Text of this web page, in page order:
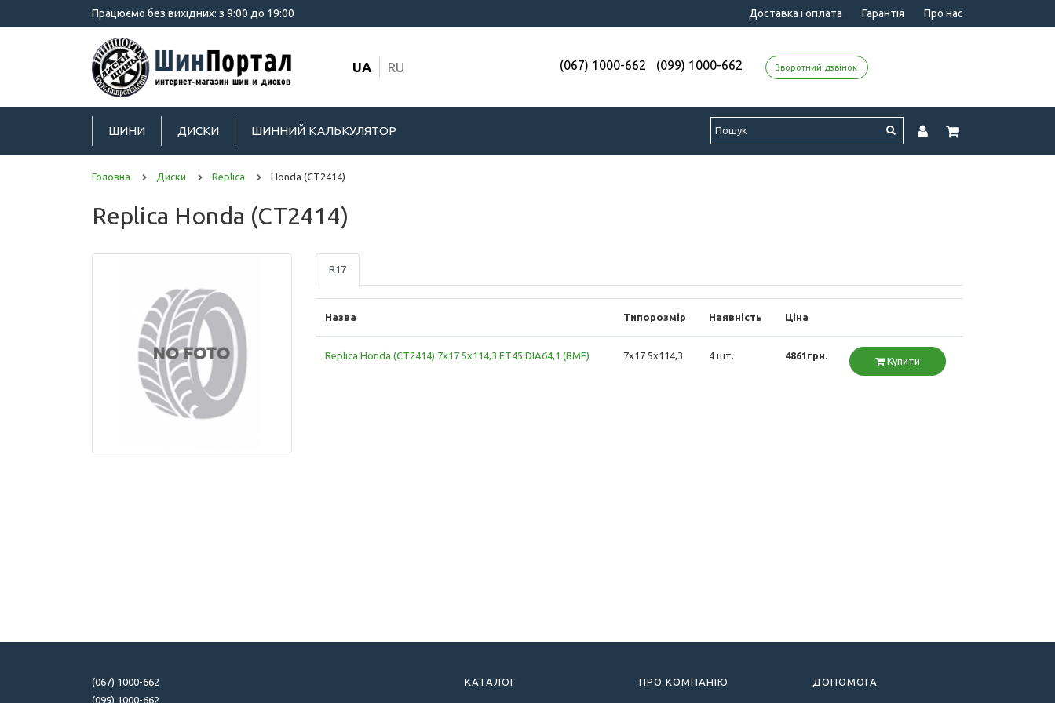
Працюємо без вихідних: з 9:00 до 19:00 Доставка і оплата Гарантія Про нас
UA RU (067) 1000-662 (099) 1000-662 Зворотний дзвінок
ШИНИ ДИСКИ ШИННИЙ КАЛЬКУЛЯТОР
Головна Диски Replica Honda (CT2414)
Replica Honda (CT2414)
R17
Назва Типорозмір Наявність Ціна
Replica Honda (CT2414) 7x17 5x114,3 ET45 DIA64,1 (BMF) 7x17 5x114,3 4 шт. 4861грн. Купити
(067) 1000-662
(099) 1000-662
КАТАЛОГ ПРО КОМПАНІЮ ДОПОМОГА